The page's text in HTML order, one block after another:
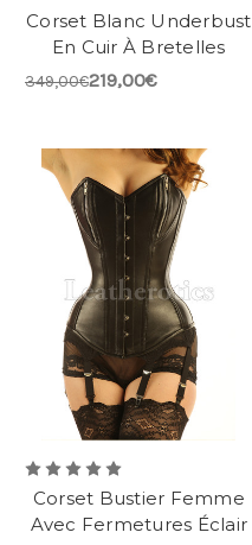
Corset Blanc Underbust
En Cuir À Bretelles
349,00€219,00€
Corset Bustier Femme
Avec Fermetures Éclair